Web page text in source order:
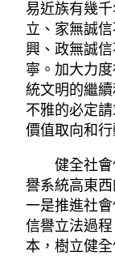
易近族有幾
立、家無誠
興、政無誠
寧。加大力
統文明的繼
不雅的必定
價值取向和行
健全社
譽系統高東
一是推進社
信譽立法過
本，樹立健